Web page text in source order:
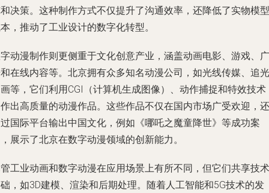
决策。这种制作方式不仅提升了沟通效率，还降低了实物模型
，推动了工业设计的数字化转型。
动漫制作则更侧重于文化创意产业，涵盖动画电影、游戏、广
在线内容等。北京拥有众多知名动漫公司，如光线传媒、追光
等，它们利用CGI（计算机生成图像）、动作捕捉和特效技术
出高质量的动漫作品。这些作品不仅在国内市场广受欢迎，还
国际平台输出中国文化，例如《哪吒之魔童降世》等成功案
展示了北京在数字动漫领域的创新能力。
工业动画和数字动漫在应用场景上有所不同，但它们共享技术
，如3D建模、渲染和后期处理。随着人工智能和5G技术的发